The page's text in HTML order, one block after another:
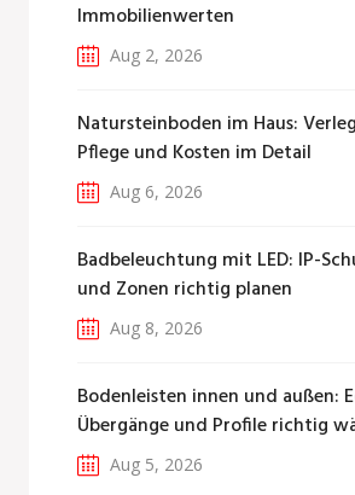
Immobilienwerten
Aug 2, 2026
Natursteinboden im Haus:
Pflege und Kosten im Detail
Aug 6, 2026
Badbeleuchtung mit LED: IP-
und Zonen richtig planen
Aug 8, 2026
Bodenleisten innen und außen:
Übergänge und Profile richtig
Aug 5, 2026